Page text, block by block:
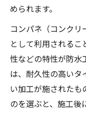
防水工事に最
防水工事
コンパネ
較
最適なコ
防水工事
施工現場
められます。
コンパネ（コンク
として利用される
性などの特性が防水
は、耐久性の高いタ
い加工が施されたも
のを選ぶと、施工後